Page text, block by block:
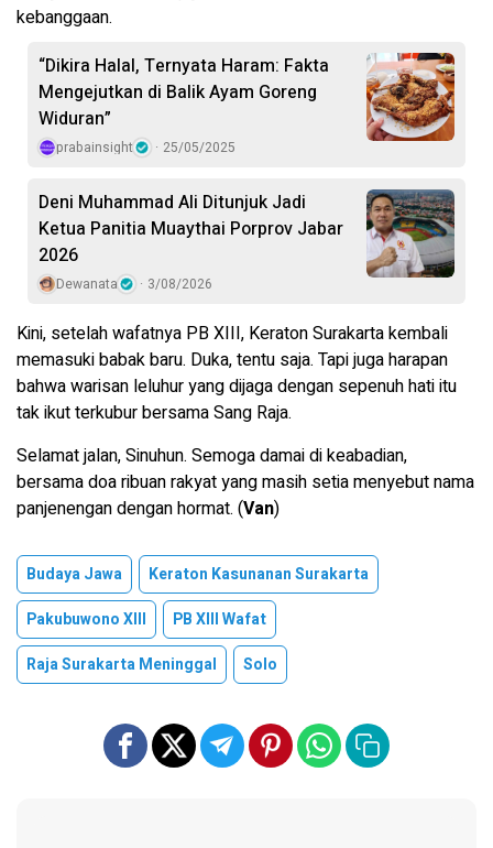
kebanggaan.
“Dikira Halal, Ternyata Haram: Fakta
Mengejutkan di Balik Ayam Goreng
Widuran”
prabainsight 25/05/2025
Deni Muhammad Ali Ditunjuk Jadi
Ketua Panitia Muaythai Porprov Jabar
2026
Dewanata 3/08/2026
Kini, setelah wafatnya PB XIII, Keraton Surakarta kembali
memasuki babak baru. Duka, tentu saja. Tapi juga harapan
bahwa warisan leluhur yang dijaga dengan sepenuh hati itu
tak ikut terkubur bersama Sang Raja.
Selamat jalan, Sinuhun. Semoga damai di keabadian,
bersama doa ribuan rakyat yang masih setia menyebut nama
panjenengan dengan hormat. (Van)
Budaya Jawa
Keraton Kasunanan Surakarta
Pakubuwono XIII
PB XIII Wafat
Raja Surakarta Meninggal
Solo